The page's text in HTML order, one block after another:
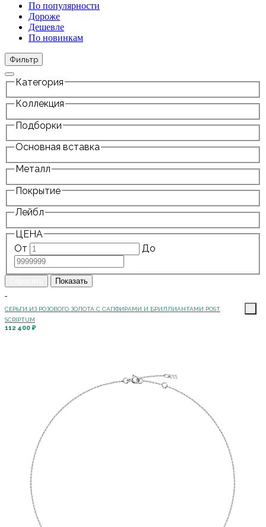
По популярности
Дороже
Дешевле
По новинкам
Фильтр
Категория
Коллекция
Подборки
Основная вставка
Металл
Покрытие
Лейбл
ЦЕНА
От
До
СЕРЬГИ ИЗ РОЗОВОГО ЗОЛОТА С САПФИРАМИ И БРИЛЛИАНТАМИ POST
SCRIPTUM
112 400 ₽